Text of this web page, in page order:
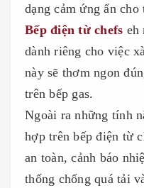
dạng cảm ứng ẩn
Bếp điện từ chefs eh
dành riêng cho việc
này sẽ thơm ngon
trên bếp gas.
Ngoài ra những tính
hợp trên bếp điện từ
an toàn, cảnh báo
thống chống quá tải